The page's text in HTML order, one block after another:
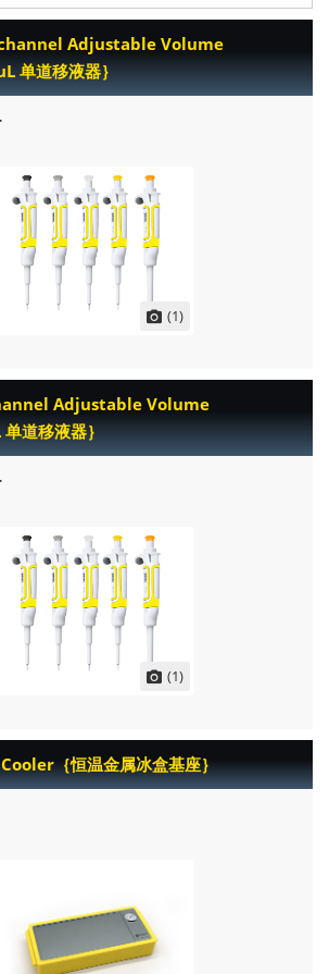
Adjustable Volume
单道移液器｝
(1)
Adjustable Volume
道移液器｝
(1)
｛恒温金属冰盒基座｝